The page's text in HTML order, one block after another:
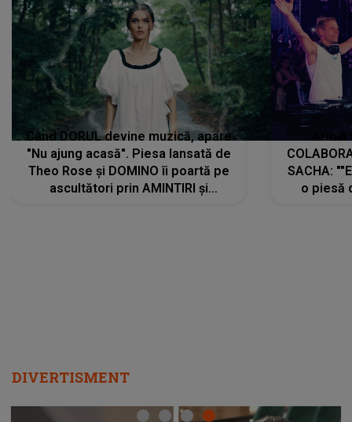
Când DORUL devine muzică, apare
"Nu ajung acasă". Piesa lansată de
Theo Rose și DOMINO îi poartă pe
ascultători prin AMINTIRI și
SACHA:
o piesă
DIVERTISMENT